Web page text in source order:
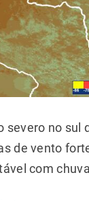
severo no sul
de vento
com